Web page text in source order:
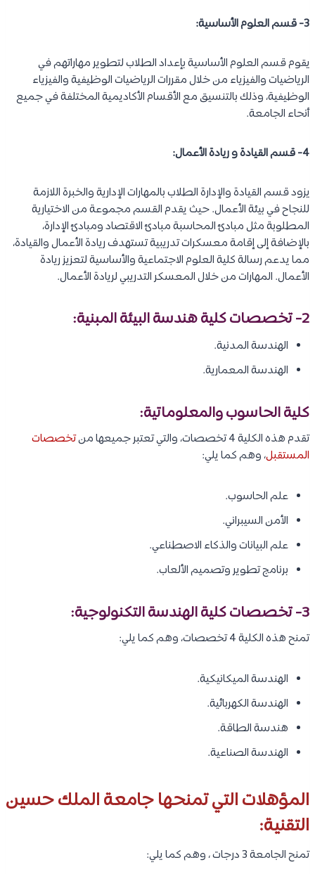
3- قسم العلوم الأساسية:
يقوم قسم العلوم الأساسية بإعداد الطلاب لتطوير مهاراتهم في
الرياضيات والفيزياء من خلال مقررات الرياضيات الوظيفية والفيزياء
الوظيفية، وذلك بالتنسيق مع الأقسام الأكاديمية المختلفة في جميع
أنحاء الجامعة.
4- قسم القيادة و ريادة الأعمال:
يزود قسم القيادة والإدارة الطلاب بالمهارات الإدارية والخبرة اللازمة
للنجاح في بيئة الأعمال. حيث يقدم القسم مجموعة من الاختيارية
المطلوبة مثل مبادئ المحاسبة مبادئ الاقتصاد ومبادئ الإدارة،
بالإضافة إلى إقامة معسكرات تدريبية تستهدف ريادة الأعمال والقيادة،
مما يدعم رسالة كلية العلوم الاجتماعية والأساسية لتعزيز ريادة
الأعمال. المهارات من خلال المعسكر التدريبي لريادة الأعمال.
2- تخصصات كلية هندسة البيئة المبنية:
الهندسة المدنية.
الهندسة المعمارية.
كلية الحاسوب والمعلوماتية:
تقدم هذه الكلية 4 تخصصات، والتي تعتبر جميعها من
تخصصات
المستقبل، وهم كما يلي:
علم الحاسوب.
الأمن السيبراني.
علم البيانات والذكاء الاصطناعي.
برنامج تطوير وتصميم الألعاب.
3- تخصصات كلية الهندسة التكنولوجية:
تمنح هذه الكلية 4 تخصصات، وهم كما يلي:
الهندسة الميكانيكية.
الهندسة الكهربائية.
هندسة الطاقة.
الهندسة الصناعية.
المؤهلات التي تمنحها جامعة الملك حسين
التقنية:
تمنح الجامعة 3 درجات ، وهم كما يلي: